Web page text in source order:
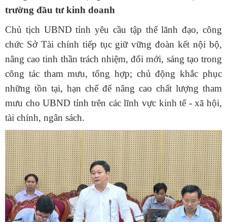
trường đầu tư kinh doanh
Chủ tịch UBND tỉnh yêu cầu tập thể lãnh đạo, công
chức Sở Tài chính tiếp tục giữ vững đoàn kết nội bộ,
nâng cao tinh thần trách nhiệm, đổi mới, sáng tạo trong
công tác tham mưu, tổng hợp; chủ động khắc phục
những tồn tại, hạn chế để nâng cao chất lượng tham
mưu cho UBND tỉnh trên các lĩnh vực kinh tế - xã hội,
tài chính, ngân sách.